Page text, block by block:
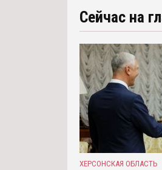
Сейчас на
ХЕРСОНСКАЯ ОБЛАСТЬ